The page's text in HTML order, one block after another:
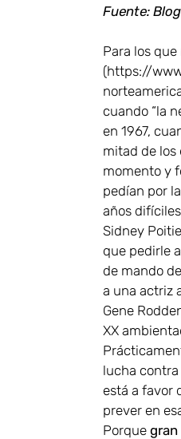
Fuente:
Para los
(https://
cuando “la
en 1967,
mitad de los
momento y
pedían por
años
Sidney
que pedirle
de mando
a una actriz
Gene
XX
lucha
está a favor
prever en
Porque gran